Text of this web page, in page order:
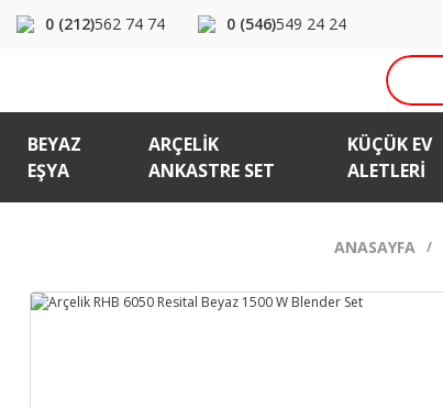
0 (212)562 74 74 0 (546)549 24 24
BEYAZ
EŞYA
ARÇELIK
ANKASTRE SET
KÜÇÜK EV
ALETLERI
ANASAYFA